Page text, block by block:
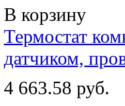
В корзину
Термостат
датчиком,
4 663.58 руб.